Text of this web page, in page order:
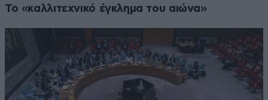
Το «καλλιτεχνικό έγκλημα του αιώνα»